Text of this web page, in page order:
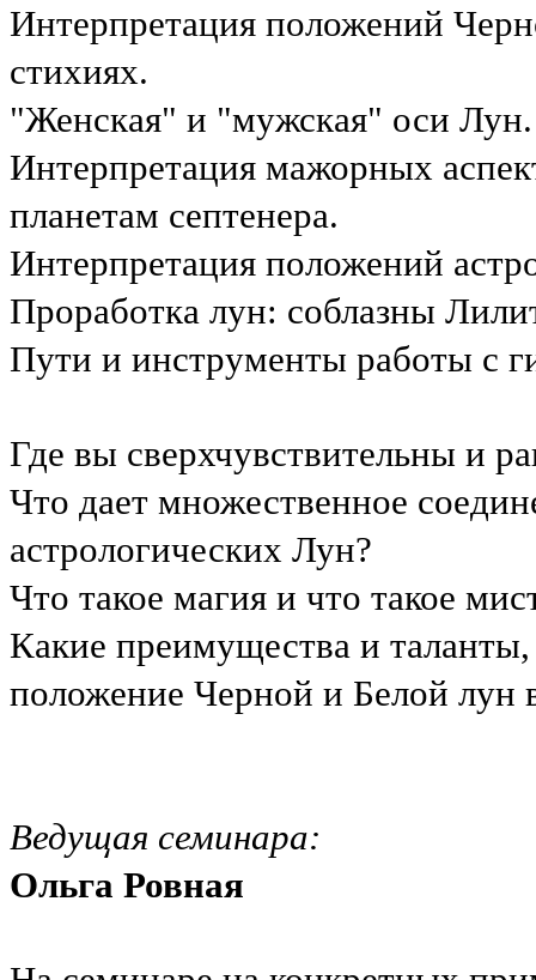
Интерпретация положений
стихиях.
"Женская" и "мужская" оси
Интерпретация мажорных
планетам септенера.
Интерпретация положений
Проработка лун: соблазны
Пути и инструменты работы с
Где вы сверхчувствительны и
Что дает множественное
астрологических Лун?
Что такое магия и что такое
Какие преимущества и
положение Черной и Белой лун
Ведущая семинара:
Ольга Ровная